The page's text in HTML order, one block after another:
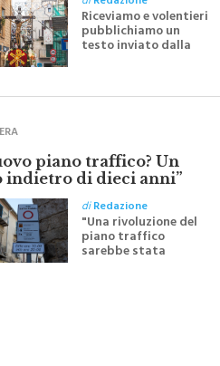
diRedazione
Riceviamo e volentieri
pubblichiamo un
testo inviato dalla
all'indomani della
piano traffico? Un
indietro di dieci anni”
diRedazione
"Una rivoluzione del
piano traffico
sarebbe stata